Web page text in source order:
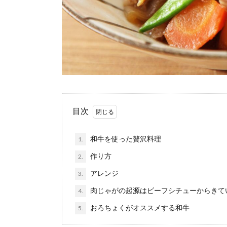
目次
1. 和牛を使った贅沢料理
2. 作り方
3. アレンジ
4. 肉じゃがの起源はビーフシチューからきて
5. おろちょくがオススメする和牛